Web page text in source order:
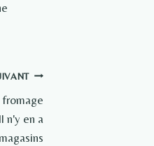
fromage
n'y en a